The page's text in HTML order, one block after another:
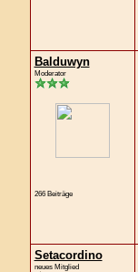
Balduwyn
Moderator
266 Beiträge
Setacordino
neues Mitglied